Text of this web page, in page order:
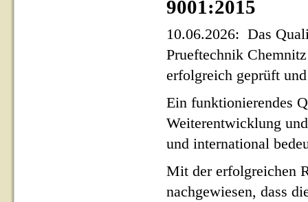
9001:2015
10.06.2026: Das
Prueftechnik
erfolgreich geprüft
Ein funktionierendes
Weiterentwicklung
und international
Mit der erfolgreichen
nachgewiesen, dass